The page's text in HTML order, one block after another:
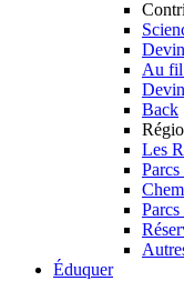
Au fil
Back
Les
Éduquer